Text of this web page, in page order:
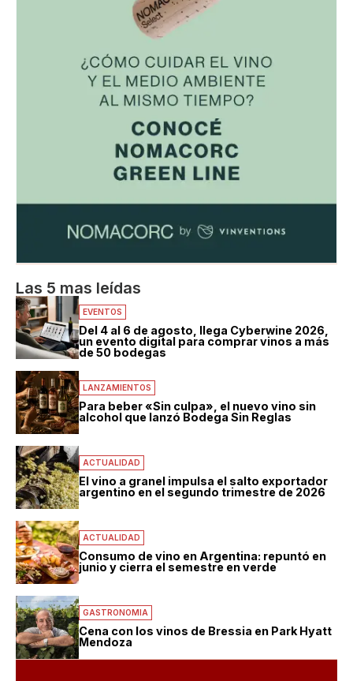
Las 5 mas leídas
EVENTOS
Del 4 al 6 de agosto, llega Cyberwine 2026,
un evento digital para comprar vinos a más
de 50 bodegas
LANZAMIENTOS
Para beber «Sin culpa», el nuevo vino sin
alcohol que lanzó Bodega Sin Reglas
ACTUALIDAD
El vino a granel impulsa el salto exportador
argentino en el segundo trimestre de 2026
ACTUALIDAD
Consumo de vino en Argentina: repuntó en
junio y cierra el semestre en verde
GASTRONOMIA
Cena con los vinos de Bressia en Park Hyatt
Mendoza